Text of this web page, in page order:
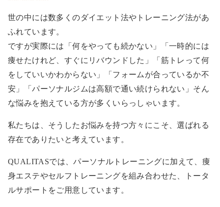
世の中には数多くのダイエット法やトレーニング法があ
ふれています。
ですが実際には「何をやっても続かない」「一時的には
痩せたけれど、すぐにリバウンドした」「筋トレって何
をしていいかわからない」「フォームが合っているか不
安」「パーソナルジムは高額で通い続けられない」そん
な悩みを抱えている方が多くいらっしゃいます。
私たちは、そうしたお悩みを持つ方々にこそ、選ばれる
存在でありたいと考えています。
QUALITASでは、パーソナルトレーニングに加えて、痩
身エステやセルフトレーニングを組み合わせた、トータ
ルサポートをご用意しています。